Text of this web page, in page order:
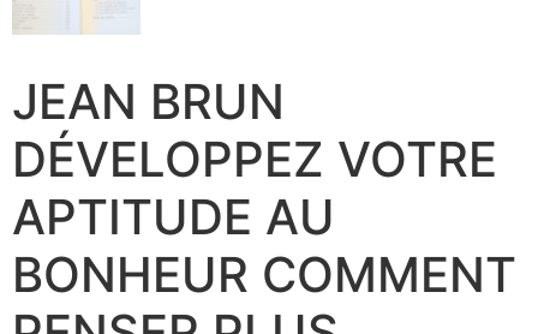
JEAN BRUN
DÉVELOPPEZ VOTRE
APTITUDE AU
BONHEUR COMMENT